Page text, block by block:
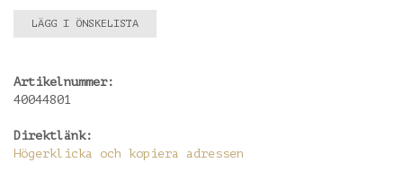
LÄGG I ÖNSKELISTA
Artikelnummer:
40044801
Direktlänk:
Högerklicka och kopiera adressen